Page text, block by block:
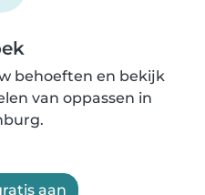
behoeften en bekijk
van oppassen in
aan